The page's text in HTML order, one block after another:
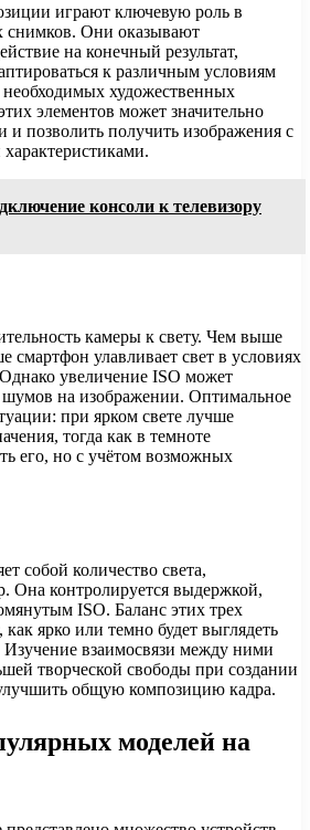
играют ключевую роль в
снимков. Они оказывают
на конечный результат,
к различным условиям
необходимых художественных
элементов может значительно
и позволить получить изображения с
консоли к телевизору
камеры к свету. Чем выше
смартфон улавливает свет в условиях
увеличение ISO может
на изображении. Оптимальное
при ярком свете лучше
тогда как в темноте
его, но с учётом возможных
собой количество света,
Она контролируется выдержкой,
ISO. Баланс этих трех
как ярко или темно будет выглядеть
Изучение взаимосвязи между ними
творческой свободы при создании
общую композицию кадра.
моделей на